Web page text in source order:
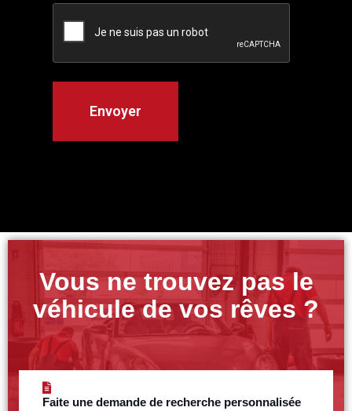
Vous ne trouvez pas le
véhicule de vos rêves ?
Faite une demande de recherche personnalisée